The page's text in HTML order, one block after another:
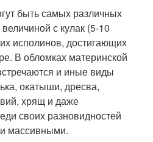
быть самых различных
с кулак (5-10
исполинов, достигающих
В обломках материнской
и иные виды
окатыши, дресва,
хрящ и даже
своих разновидностей
массивными.